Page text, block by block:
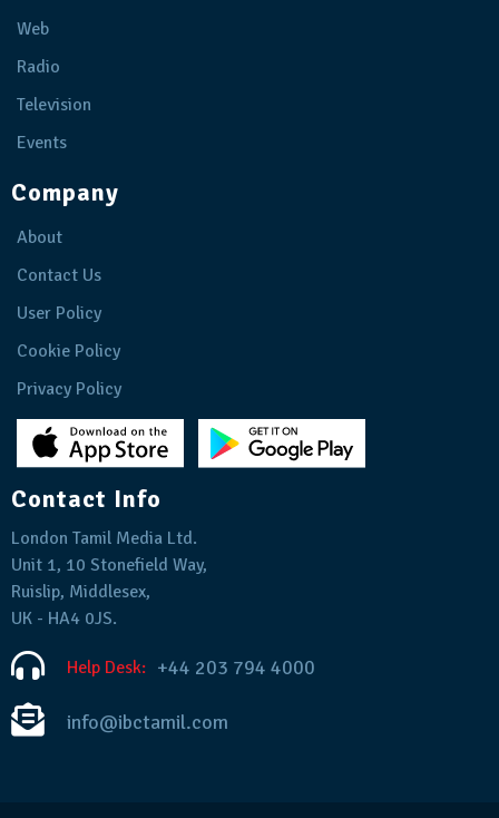
Web
Radio
Television
Events
Company
About
Contact Us
User Policy
Cookie Policy
Privacy Policy
Contact Info
London Tamil Media Ltd.
Unit 1, 10 Stonefield Way,
Ruislip, Middlesex,
UK - HA4 0JS.
Help Desk: +44 203 794 4000
info@ibctamil.com